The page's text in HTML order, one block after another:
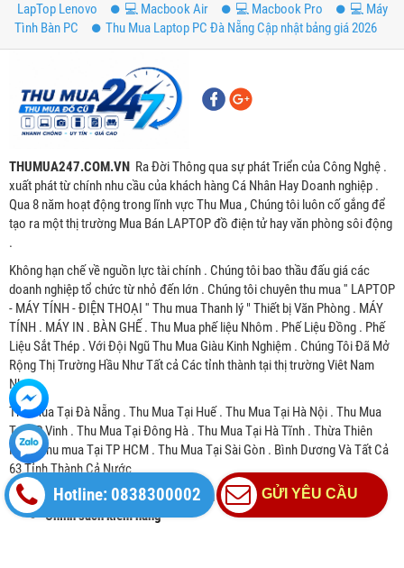
Chuột không dây Dell Alienware
AW610M Gaming
2,289,000 đ
Chuột không dây Corsair DARK
CORE RGB SE - Qi CH-9315111-
HOT
Chuột máy tính Thermaltake
Argent M5
1,589,000 đ
Bàn phím + chuột Motospeed
CK700 Zeus Optical Switch
(Hồng)
1,849,000 đ
HOT
Hotline: 0838300002 GỬI YÊU CẦU